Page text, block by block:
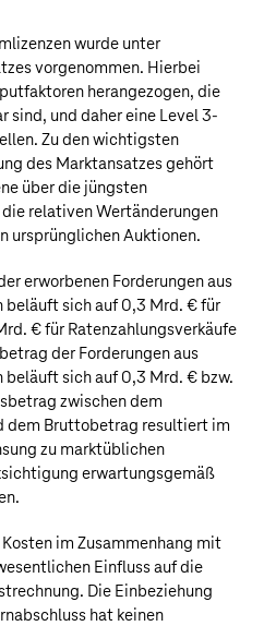
wurde unter
vorgenommen. Hierbei
herangezogen, die
sind, und daher eine Level 3-
Zu den wichtigsten
des Marktansatzes gehört
über die jüngsten
relativen Wertänderungen
ursprünglichen Auktionen.
erworbenen Forderungen aus
beläuft sich auf0,3 Mrd. €für
€für Ratenzahlungsverkäufe
der Forderungen aus
beläuft sich auf0,3 Mrd. € bzw.
zwischen dem
dem Bruttobetrag resultiert im
zu marktüblichen
erwartungsgemäß
im Zusammenhang mit
Einfluss auf die
Die Einbeziehung
hat keinen